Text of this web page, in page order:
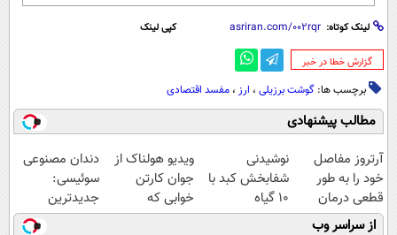
لینک کوتاه: کپی لینک
‌گزارش خطا در خبر
برچسب ها: گوشت برزیلی ، ارز ، مفسد اقتصادی
مطالب پیشنهادی
آرتروز مفاصل
خود را به طور
قطعی درمان
کنید!
نوشیدنی
شفابخش کبد با
10 گیاه
موثر(تخفیف تا
ویدیو هولناک از
جوان کارتن
خوابی که
میلیاردر شد.
دندان مصنوعی
سوئیسی:
جدیدترین
فناوری اروپا،
از سراسر وب